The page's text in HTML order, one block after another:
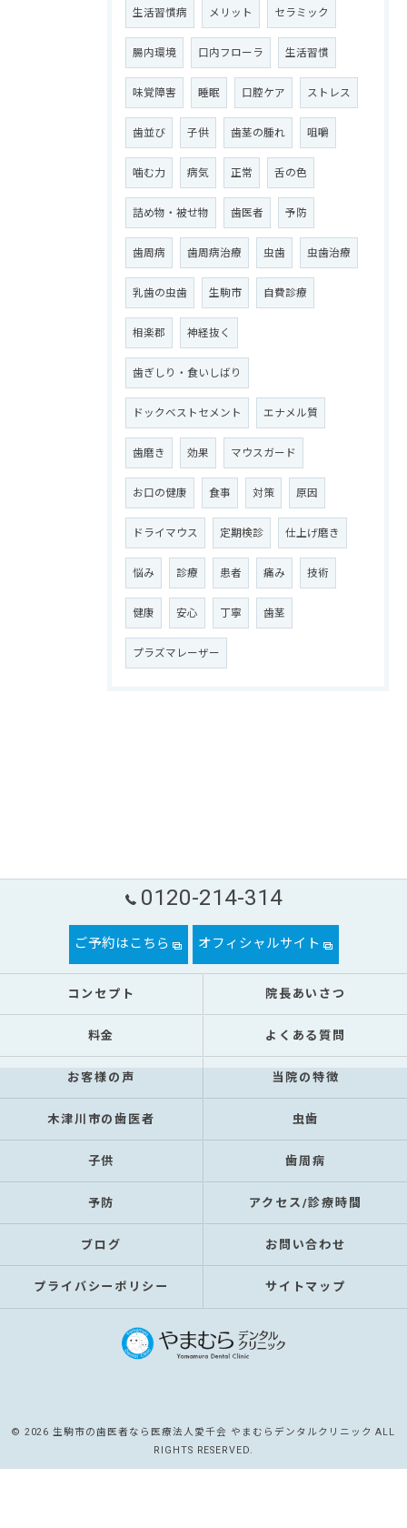
生活習慣病 メリット セラミック
腸内環境 口内フローラ 生活習慣
味覚障害 睡眠 口腔ケア ストレス
歯並び 子供 歯茎の腫れ 咀嚼
噛む力 病気 正常 舌の色
詰め物・被せ物 歯医者 予防
歯周病 歯周病治療 虫歯 虫歯治療
乳歯の虫歯 生駒市 自費診療
相楽郡 神経抜く
歯ぎしり・食いしばり
ドックベストセメント エナメル質
歯磨き 効果 マウスガード
お口の健康 食事 対策 原因
ドライマウス 定期検診 仕上げ磨き
悩み 診療 患者 痛み 技術
健康 安心 丁寧 歯茎
プラズマレーザー
0120-214-314
ご予約はこちら オフィシャルサイト
コンセプト 院長あいさつ
料金 よくある質問
お客様の声 当院の特徴
木津川市の歯医者 虫歯
子供 歯周病
予防 アクセス/診療時間
ブログ お問い合わせ
プライバシーポリシー サイトマップ
© 2026 生駒市の歯医者なら医療法人愛千会 やまむらデンタルクリニック ALL
RIGHTS RESERVED.